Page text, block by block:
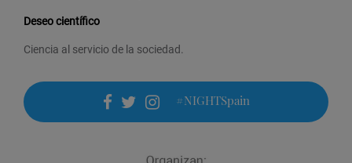
Deseo científico
Ciencia al servicio de la sociedad.
facebook
twitter
instagram
#NIGHTSpain